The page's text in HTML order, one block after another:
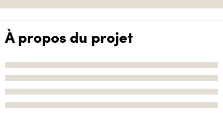
À propos du projet